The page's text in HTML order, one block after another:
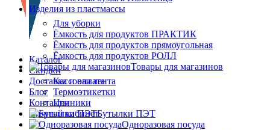
Каталог
Скидки
Доставка и оплата
Блог
Контакты
Личный кабинет
Изделия из пластмассы
Для уборки
Ёмкость для продуктов ПРАКТИК
Ёмкость для продуктов прямоугольная
Ёмкость для продуктов РОЛЛ
Товары для магазинов
Кассовая лента
Термоэтикетки
Ценники
Бутылки ПЭТ
Одноразовая посуда